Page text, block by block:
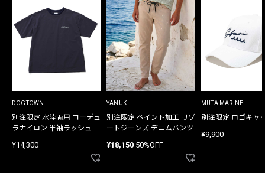
DOGTOWN
別注限定 水陸両用 コーデュ
ラナイロン 半袖ラッシュガ
¥14,300
YANUK
別注限定 ペイント加工 リゾ
ートジーンズ デニムパンツ
¥18,150 50%OFF
MUTA MARINE
別注限定 ロゴキャ
¥9,900